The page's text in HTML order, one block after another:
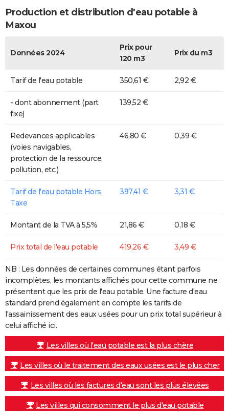
Production et distribution d'eau potable à
Maxou
Données 2024
Prix pour
120 m3
Prix du m3
Tarif de l'eau potable 350,61 € 2,92 €
- dont abonnement (part
fixe)
139,52 €
Redevances applicables
(voies navigables,
protection de la ressource,
pollution, etc.)
46,80 € 0,39 €
Tarif de l'eau potable Hors
Taxe
397,41 € 3,31 €
Montant de la TVA à 5,5% 21,86 € 0,18 €
Prix total de l'eau potable 419,26 € 3,49 €
NB : Les données de certaines communes étant parfois
incomplètes, les montants affichés pour cette commune ne
présentent que les prix de l'eau potable. Une facture d'eau
standard prend également en compte les tarifs de
l'assainissement des eaux usées pour un prix total supérieur à
celui affiché ici.
Les villes où l'eau potable est la plus chère
Les villes où le traitement des eaux usées est le plus cher
Les villes où les factures d'eau sont les plus élevées
Les villes qui consomment le plus d'eau potable